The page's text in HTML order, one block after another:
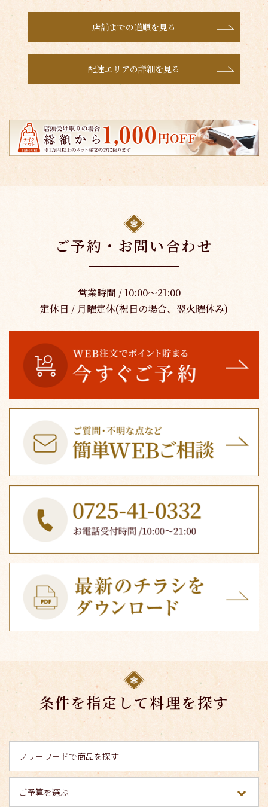
店舗までの道順を見る
配達エリアの詳細を見る
ご予約・お問い合わせ
営業時間 / 10:00～21:00
定休日 / 月曜定休(祝日の場合、翌火曜休み)
条件を指定して料理を探す